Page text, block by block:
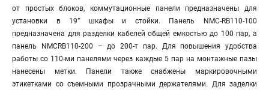
от простых блоков, коммутационные панели предназначены для
установки в 19” шкафы и стойки. Панель NMC-RB110-100
предназначена для разделки кабелей общей емкостью до 100 пар, а
панель NMCRB110-200 – до 200-т пар. Для повышения удобства
работы со 110-ми панелями через каждые 5 пар на монтажные пазы
нанесены метки. Панели также снабжены маркировочными
этикетками со съемными прозрачными держателями. Для заделки